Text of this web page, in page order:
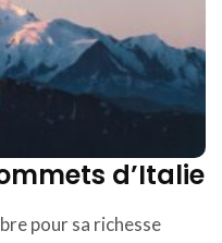
d’Italie
pour sa richesse